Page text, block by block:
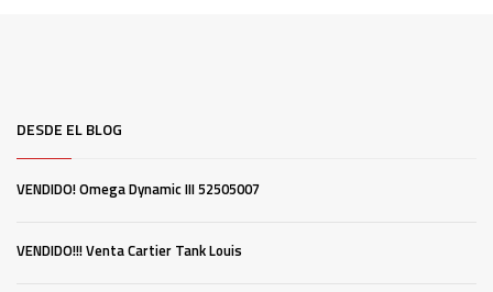
DESDE EL BLOG
VENDIDO! Omega Dynamic III 52505007
VENDIDO!!! Venta Cartier Tank Louis